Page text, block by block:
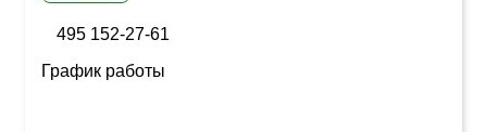
495 152-27-61
График работы